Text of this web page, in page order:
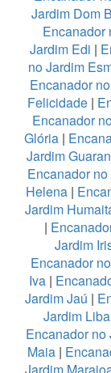
Jardim Dom
Encanador
Jardim Edi |
no Jardim
Encanador
Felicidade |
Encanador
Glória |
Jardim
Encanador
Helena |
Jardim
|
Jardim
Encanador
Iva|
Jardim Jaú |
Jardim
Encanador
Maia|
Jardim